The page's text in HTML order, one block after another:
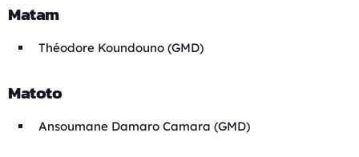
Matam
Théodore Koundouno (GMD)
Matoto
Ansoumane Damaro Camara (GMD)